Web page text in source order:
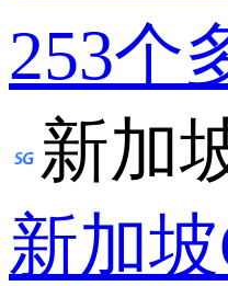
253个
新加
新加